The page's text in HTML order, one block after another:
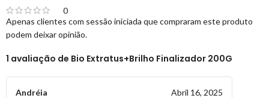
0
1 avaliação de Bio Extratus+Brilho Finalizador 200G
Andréia Abril 16, 2025
Apenas clientes com sessão iniciada que compraram este produto
podem deixar opinião.